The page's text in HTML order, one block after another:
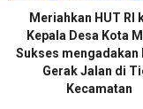
Meriahkan HUT RI
Kepala Desa Kota
Sukses mengadakan
Gerak Jalan di
Kecamatan